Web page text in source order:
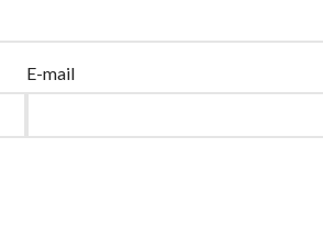
E-mail